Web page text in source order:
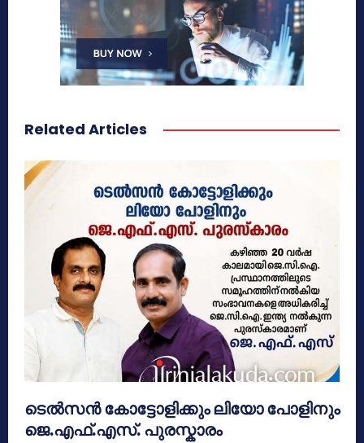
Related Articles
ടെൽസൻ കോട്ടോളിക്കും ലിയോ പോളിനും
ജെ.എഫ്.എസ്. പുരസ്കാരം